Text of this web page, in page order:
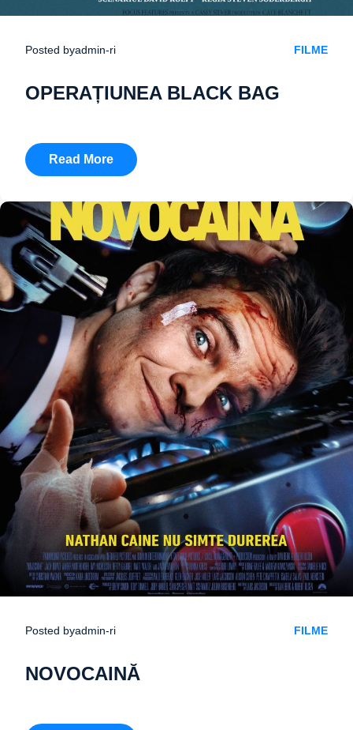
Posted byadmin-ri FILME
OPERAȚIUNEA BLACK BAG
Read More
Posted byadmin-ri FILME
NOVOCAINĂ